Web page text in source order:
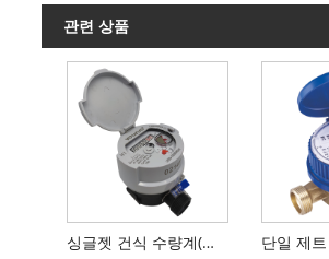
관련 상품
싱글젯 건식 수량계(동유리 레지스터 포함)